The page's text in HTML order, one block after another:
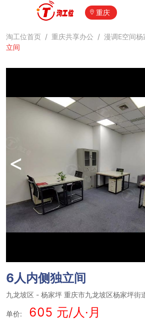
重庆
淘工位首页 / 重庆共享办公 / 漫调E空间杨
立间
<
6人内侧独立间
九龙坡区 - 杨家坪重庆市九龙坡区杨家坪街
单价: 605 元/人·月